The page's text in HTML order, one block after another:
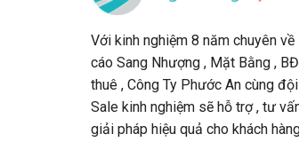
Với kinh nghiệm 8 năm chuyên
cáo Sang Nhượng , Mặt Bằng ,
thuê , Công Ty Phước An cùng
Sale kinh nghiệm sẽ hỗ trợ , tư
giải pháp hiệu quả cho khách